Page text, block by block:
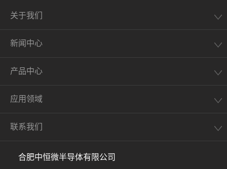
关于我们
新闻中心
产品中心
应用领域
联系我们
合肥中恒微半导体有限公司